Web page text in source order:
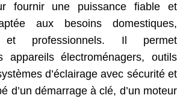
fournir une puissance fiable et
aux besoins domestiques,
et professionnels. Il permet
appareils électroménagers, outils
d’éclairage avec sécurité et
d’un démarrage à clé, d’un moteur